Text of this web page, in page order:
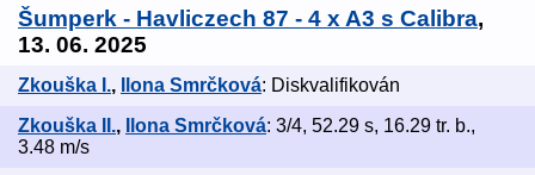
Šumperk - Havliczech 87 - 4 x A3 s Calibra,
13. 06. 2025
Zkouška I., Ilona Smrčková: Diskvalifikován
Zkouška II., Ilona Smrčková: 3/4, 52.29 s, 16.29 tr. b.,
3.48 m/s